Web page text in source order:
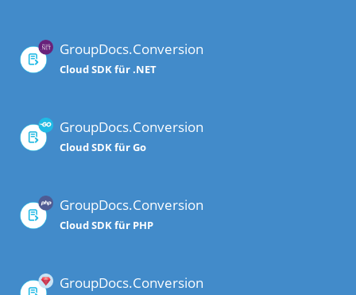
GroupDocs.Conversion
Cloud SDK für .NET
GroupDocs.Conversion
Cloud SDK für Go
GroupDocs.Conversion
Cloud SDK für PHP
GroupDocs.Conversion